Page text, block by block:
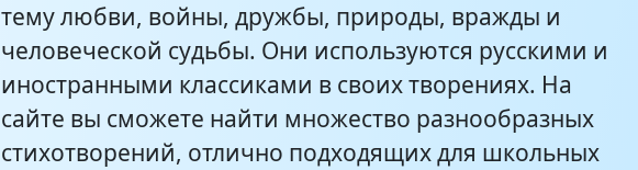
тему любви, войны, дружбы, природы, вражды и
человеческой судьбы. Они используются русскими и
иностранными классиками в своих творениях. На
сайте вы сможете найти множество разнообразных
стихотворений, отлично подходящих для школьных